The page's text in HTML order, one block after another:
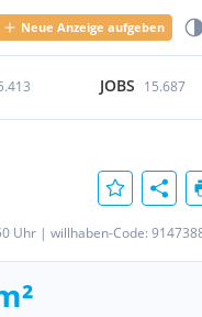
Neue Anzeige aufgeben
JOBS 15.687
Uhr | willhaben-Code: